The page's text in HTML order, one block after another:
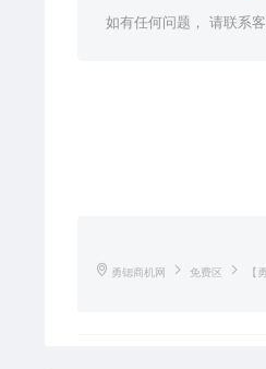
如有任何问题， 请联系
勇锶商机网 免费区 【